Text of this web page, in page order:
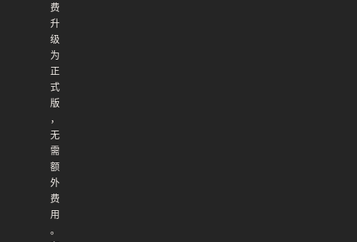
费
升
级
为
正
式
版
，
无
需
额
外
费
用
。